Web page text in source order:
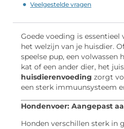
Veelgestelde vragen
Goede voeding is essentieel
het welzijn van je huisdier.
speelse pup, een volwassen
kat of een ander dier, het
huisdierenvoeding zorgt
een sterk immuunsysteem
Hondenvoer: Aangepast
Honden verschillen sterk in